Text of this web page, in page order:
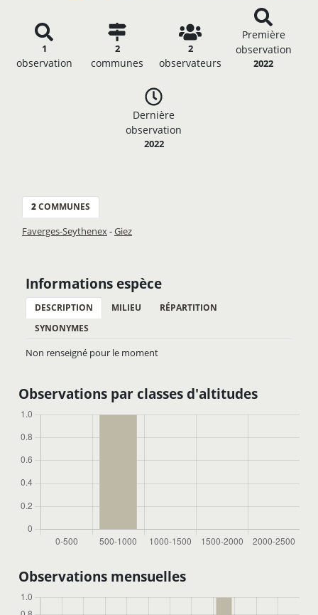
1
observation
2
communes
2
observateurs
Première
observation
2022
Dernière
observation
2022
2COMMUNES
Faverges-Seythenex-Giez
Informations espèce
DESCRIPTION MILIEU
RÉPARTITION
SYNONYMES
Non renseigné pour le moment
Observations par classes d'altitudes
Observations mensuelles